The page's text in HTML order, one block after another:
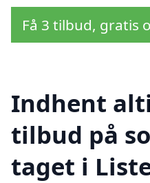
Få 3 tilbud, gratis
Indhent
tilbud på
taget i